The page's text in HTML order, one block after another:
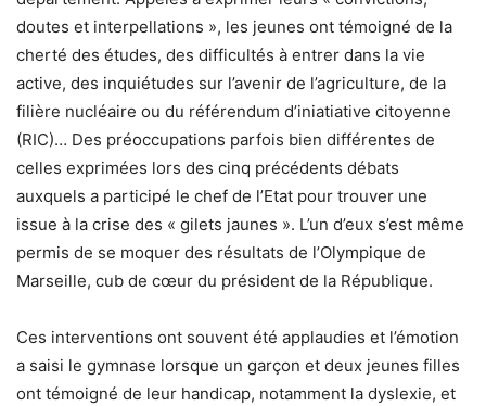
doutes et interpellations », les jeunes ont témoigné de la
cherté des études, des difficultés à entrer dans la vie
active, des inquiétudes sur l’avenir de l’agriculture, de la
filière nucléaire ou du référendum d’iniatiative citoyenne
(RIC)… Des préoccupations parfois bien différentes de
celles exprimées lors des cinq précédents débats
auxquels a participé le chef de l’Etat pour trouver une
issue à la crise des « gilets jaunes ». L’un d’eux s’est même
permis de se moquer des résultats de l’Olympique de
Marseille, cub de cœur du président de la République.
Ces interventions ont souvent été applaudies et l’émotion
a saisi le gymnase lorsque un garçon et deux jeunes filles
ont témoigné de leur handicap, notamment la dyslexie, et